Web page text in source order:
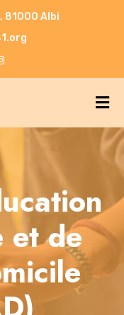
81000 Albi
et de